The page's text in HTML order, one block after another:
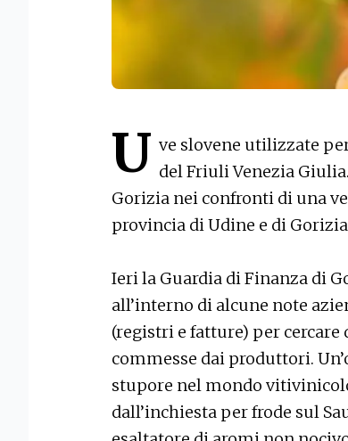
U ve slovene utilizzate
del Friuli Venezia
Gorizia nei confronti di una
provincia di Udine e di
Ieri la Guardia di Finanza di
all’interno di alcune note
(registri e fatture) per
commesse dai produttori.
stupore nel mondo
dall’inchiesta per frode sul